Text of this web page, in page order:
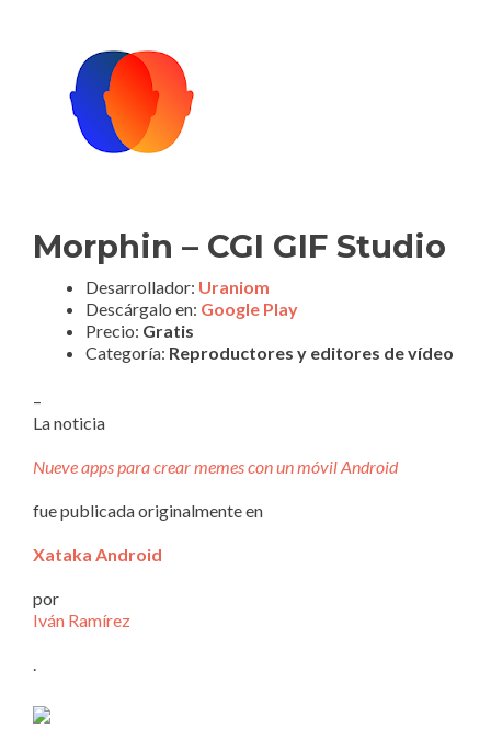
Morphin – CGI GIF Studio
Desarrollador: Uraniom
Descárgalo en: Google Play
Precio: Gratis
Categoría: Reproductores y editores de vídeo
–
La noticia
Nueve apps para crear memes con un móvil Android
fue publicada originalmente en
Xataka Android
por
Iván Ramírez